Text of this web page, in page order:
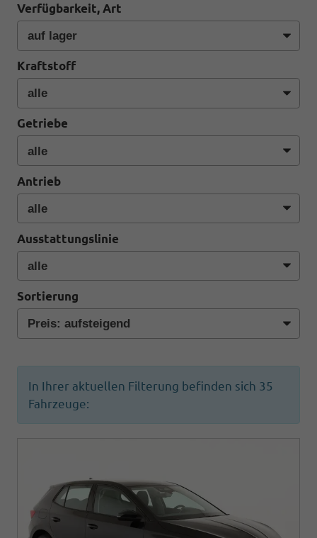
Verfügbarkeit, Art
Kraftstoff
Getriebe
Antrieb
Ausstattungslinie
Sortierung
In Ihrer aktuellen Filterung befinden sich 35
Fahrzeuge: